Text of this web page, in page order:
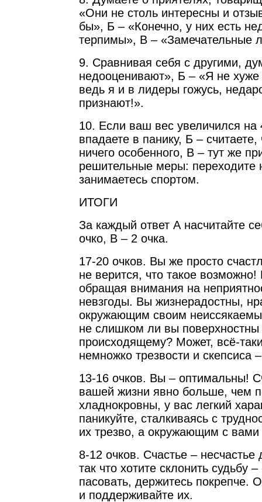
«Они не столь интересны и
бы», Б – «Конечно, у них есть
терпимы», В – «Замечательные
9. Сравнивая себя с другими,
недооценивают», Б – «Я не
ведь я и в лидеры гожусь,
признают!».
10. Если ваш вес увеличился на
впадаете в панику, Б – считаете,
ничего особенного, В – тут же
решительные меры: переходите
занимаетесь спортом.
ИТОГИ
За каждый ответ А насчитайте
очко, В – 2 очка.
17-20 очков. Вы же просто
не верится, что такое
обращая внимания на
невзгоды. Вы жизнерадостны,
окружающим своим
не слишком ли вы поверхностны
происходящему? Может, всё-
немножко трезвости и скепсиса
13-16 очков. Вы – оптимальны!
вашей жизни явно больше, чем
хладнокровны, у вас легкий
паникуйте, сталкиваясь с
их трезво, а окружающим с вами
8-12 очков. Счастье –
так что хотите склонить судьбу
пасовать, держитесь покрепче.
и поддерживайте их.